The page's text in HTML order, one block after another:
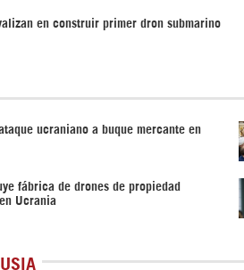
en construir primer dron submarino
ucraniano a buque mercante en
fábrica de drones de propiedad
Ucrania